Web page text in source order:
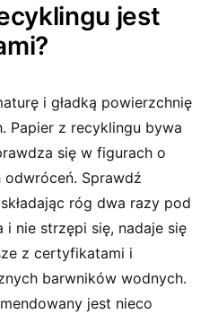
jest
i gładką powierzchnię
Papier z recyklingu bywa
się w figurach o
Sprawdź
róg dwa razy pod
i nie strzępi się, nadaje się
z certyfikatami i
barwników wodnych.
jest nieco